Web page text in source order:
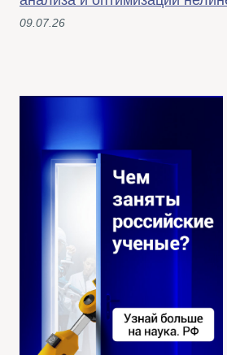
09.07.26